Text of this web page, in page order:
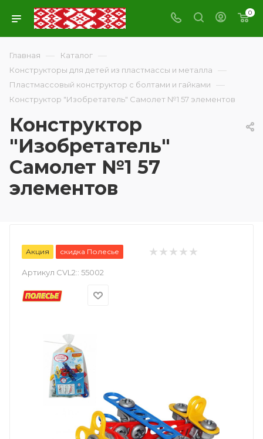
0
Главная — Каталог —
Конструкторы для детей из пластмассы и металла —
Пластмассовый конструктор с болтами и гайками —
Конструктор "Изобретатель" Самолет №1 57 элементов
Конструктор
"Изобретатель"
Самолет №1 57
элементов
Акция скидка Полесье
Артикул CVL2:: 55002